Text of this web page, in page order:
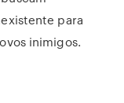
para
inimigos.